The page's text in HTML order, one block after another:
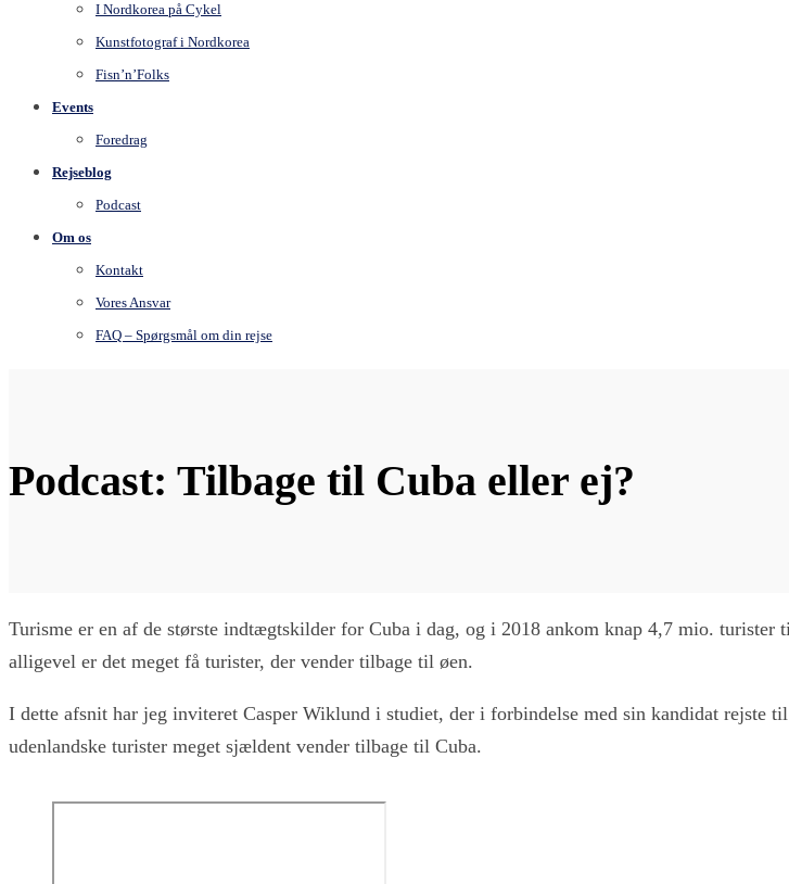
I Nordkorea på Cykel
Kunstfotograf i Nordkorea
Fisn’n’Folks
Events
Foredrag
Rejseblog
Podcast
Om os
Kontakt
Vores Ansvar
FAQ – Spørgsmål om din rejse
Podcast: Tilbage til Cuba eller ej?
Turisme er en af de største indtægtskilder for Cuba i dag, og i 2018 ankom knap 4,7 mio.
alligevel er det meget få turister, der vender tilbage til øen.
I dette afsnit har jeg inviteret Casper Wiklund i studiet, der i forbindelse med sin kandidat rejste
udenlandske turister meget sjældent vender tilbage til Cuba.